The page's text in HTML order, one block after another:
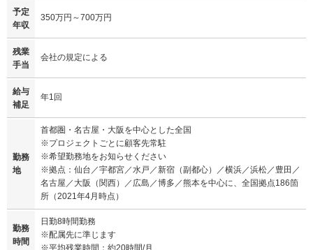
予定
年収
350万円～700万円
残業
手当
会社の規定による
給与
補足
年1回
勤務
地
首都圏・名古屋・大阪を中心とした全国
※プロジェクトごとに顧客先常駐
※希望勤務地をお知らせください
※拠点：仙台／宇都宮／水戸／新宿（副都心）／横浜／浜松／豊田／
名古屋／大阪（関西）／広島／博多／熊本を中心に、全国拠点186箇
所（2021年4月時点）
勤務
時間
日勤8時間勤務
※配属先に準じます
※平均残業時間：約20時間/月